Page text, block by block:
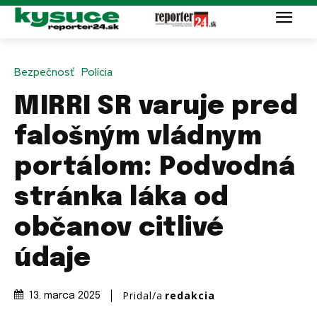
Bezpečnosť Polícia
MIRRI SR varuje pred
falošným vládnym
portálom: Podvodná
stránka láka od
občanov citlivé
údaje
13. marca 2025 Pridal/a redakcia